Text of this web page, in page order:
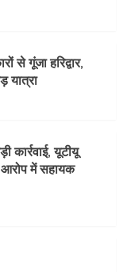
से गूंजा हरिद्वार,
यात्रा
यूटीयू
में सहायक